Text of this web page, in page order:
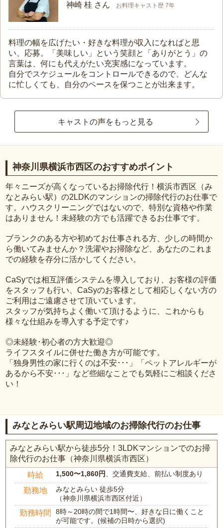
神崎 桂 さん お料理キャスト歴 7年
料理の幅を広げたい・好きな料理が収入になればと思
い、応募。「美味しい」という笑顔と「ありがとう」の
言葉は、何にも代えがたい充実感になっています。
自分でスケジュールをコントロールできるので、どんな
に忙しくても、自分のペースを保つことが出来ます。
キャストの声をもっと見る
神奈川県横浜市西区のおすすめポイント
年々ニーズが高くなっているお掃除代行！横浜市西区（み
なとみらい駅）の2LDKのマンションの掃除代行のお仕事で
す。ハウスクリーニングではないので、特別な資格や作業
はありません！未経験の方でも活躍できるお仕事です。
ブランクのある方や初めてお仕事される方、少しの時間か
ら働いてみませんか？洗濯やお掃除など、あなたのこれま
での経験を存分に活かしてください。
CaSyでは相互評価システムを導入しており、お客様の評価
をスタッフも行い、CaSyのお客様として相応しくない方の
ご利用はご遠慮させて頂いています。
スタッフが気持ちよく働いて頂けるように、これからも
様々な仕組みを導入する予定です♪
◎未経験･初心者の方大歓迎◎
ライフスタイルに併せた働き方が可能です。
「独身男性の家に行くのは不安･･･」「ペットアレルギーが
あるから不安･･･」など些細なことでも気軽にご相談くださ
い！
みなとみらい駅周辺地域のお掃除代行のお仕事
みなとみらい駅から徒歩5分！3LDKマンションでのお掃
除代行のお仕事（神奈川県横浜市西区）
時給 1,500〜1,860円、交通費支給、前払い制度あり
勤務地
みなとみらい 徒歩5分
（神奈川県横浜市西区付近）
勤務時間
8時～20時の間で1時間〜、好きな日に働くこと
が可能です。(候補の日時から選択)